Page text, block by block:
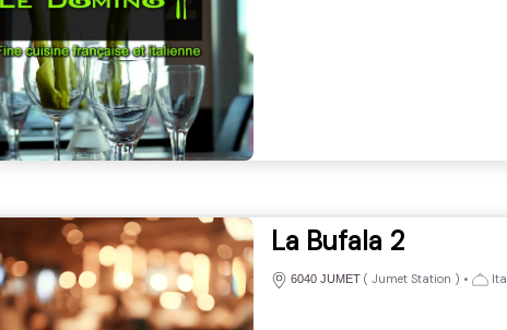
La Bufala 2
6040 JUMET ( Jumet Station ) •